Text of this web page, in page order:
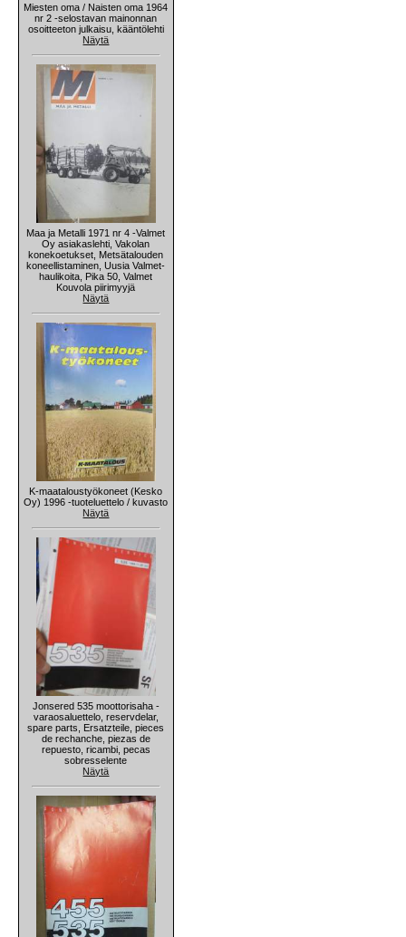
Miesten oma / Naisten oma 1964
nr 2 -selostavan mainonnan
osoitteeton julkaisu, kääntölehti
Näytä
Maa ja Metalli 1971 nr 4 -Valmet
Oy asiakaslehti, Vakolan
konekoetukset, Metsätalouden
koneellistaminen, Uusia Valmet-
haulikoita, Pika 50, Valmet
Kouvola piirimyyjä
Näytä
K-maataloustyökoneet (Kesko
Oy) 1996 -tuoteluettelo / kuvasto
Näytä
Jonsered 535 moottorisaha -
varaosaluettelo, reservdelar,
spare parts, Ersatzteile, pieces
de rechanche, piezas de
repuesto, ricambi, pecas
sobresselente
Näytä